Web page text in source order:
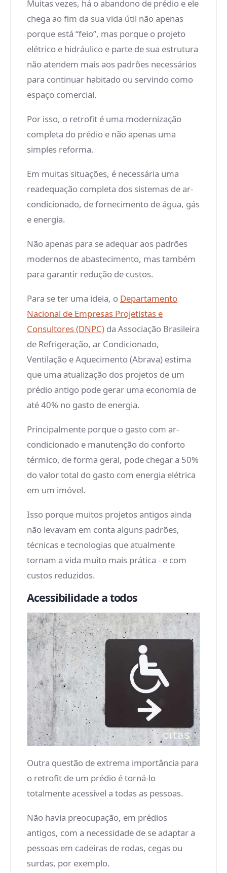
Muitas vezes, há o abandono de prédio e ele
chega ao fim da sua vida útil não apenas
porque está “feio”, mas porque o projeto
elétrico e hidráulico e parte de sua estrutura
não atendem mais aos padrões necessários
para continuar habitado ou servindo como
espaço comercial.
Por isso, o retrofit é uma modernização
completa do prédio e não apenas uma
simples reforma.
Em muitas situações, é necessária uma
readequação completa dos sistemas de ar-
condicionado, de fornecimento de água, gás
e energia.
Não apenas para se adequar aos padrões
modernos de abastecimento, mas também
para garantir redução de custos.
Para se ter uma ideia, o Departamento
Nacional de Empresas Projetistas e
Consultores (DNPC) da Associação Brasileira
de Refrigeração, ar Condicionado,
Ventilação e Aquecimento (Abrava) estima
que uma atualização dos projetos de um
prédio antigo pode gerar uma economia de
até 40% no gasto de energia.
Principalmente porque o gasto com ar-
condicionado e manutenção do conforto
térmico, de forma geral, pode chegar a 50%
do valor total do gasto com energia elétrica
em um imóvel.
Isso porque muitos projetos antigos ainda
não levavam em conta alguns padrões,
técnicas e tecnologias que atualmente
tornam a vida muito mais prática - e com
custos reduzidos.
Acessibilidade a todos
Outra questão de extrema importância para
o retrofit de um prédio é torná-lo
totalmente acessível a todas as pessoas.
Não havia preocupação, em prédios
antigos, com a necessidade de se adaptar a
pessoas em cadeiras de rodas, cegas ou
surdas, por exemplo.